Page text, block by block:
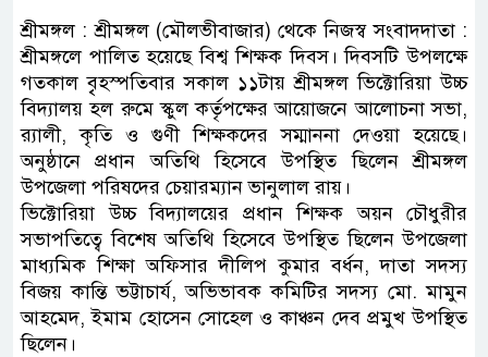
শ্রীমঙ্গল : শ্রীমঙ্গল (মৌলভীবাজার) থেকে নিজস্ব সংবাদদাতা :
শ্রীমঙ্গলে পালিত হয়েছে বিশ্ব শিক্ষক দিবস। দিবসটি উপলক্ষে
গতকাল বৃৃহস্পতিবার সকাল ১১টায় শ্রীমঙ্গল ভিক্টোরিয়া উচ্চ
বিদ্যালয় হল রুমে স্কুল কর্তৃপক্ষের আয়োজনে আলোচনা সভা,
র‌্যালী, কৃতি ও গুণী শিক্ষকদের সম্মাননা দেওয়া হয়েছে।
অনুষ্ঠানে প্রধান অতিথি হিসেবে উপস্থিত ছিলেন শ্রীমঙ্গল
উপজেলা পরিষদের চেয়ারম্যান ভানুলাল রায়।
ভিক্টোরিয়া উচ্চ বিদ্যালয়ের প্রধান শিক্ষক অয়ন চৌধুরীর
সভাপতিত্বে বিশেষ অতিথি হিসেবে উপস্থিত ছিলেন উপজেলা
মাধ্যমিক শিক্ষা অফিসার দীলিপ কুমার বর্ধন, দাতা সদস্য
বিজয় কান্তি ভট্টাচার্য, অভিভাবক কমিটির সদস্য মো. মামুন
আহমেদ, ইমাম হোসেন সোহেল ও কাঞ্চন দেব প্রমুখ উপস্থিত
ছিলেন।